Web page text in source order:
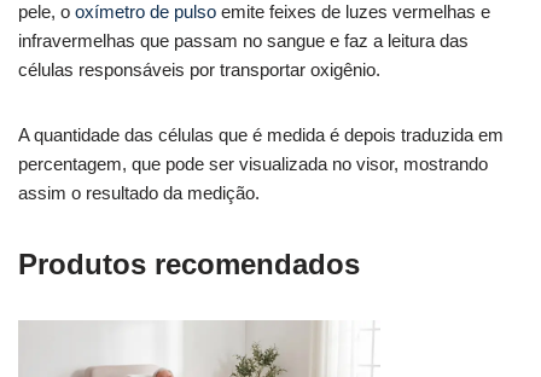
pele, o oxímetro de pulso emite feixes de luzes vermelhas e
infravermelhas que passam no sangue e faz a leitura das
células responsáveis por transportar oxigênio.
A quantidade das células que é medida é depois traduzida em
percentagem, que pode ser visualizada no visor, mostrando
assim o resultado da medição.
Produtos recomendados